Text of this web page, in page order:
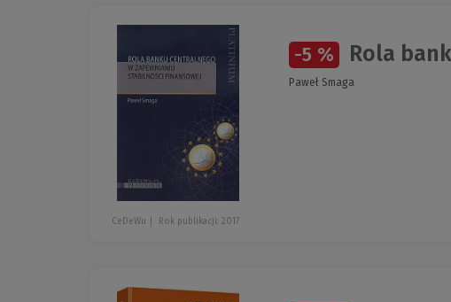
-5 % Rola
Paweł Smaga
CeDeWu Rok publikacji: 2017